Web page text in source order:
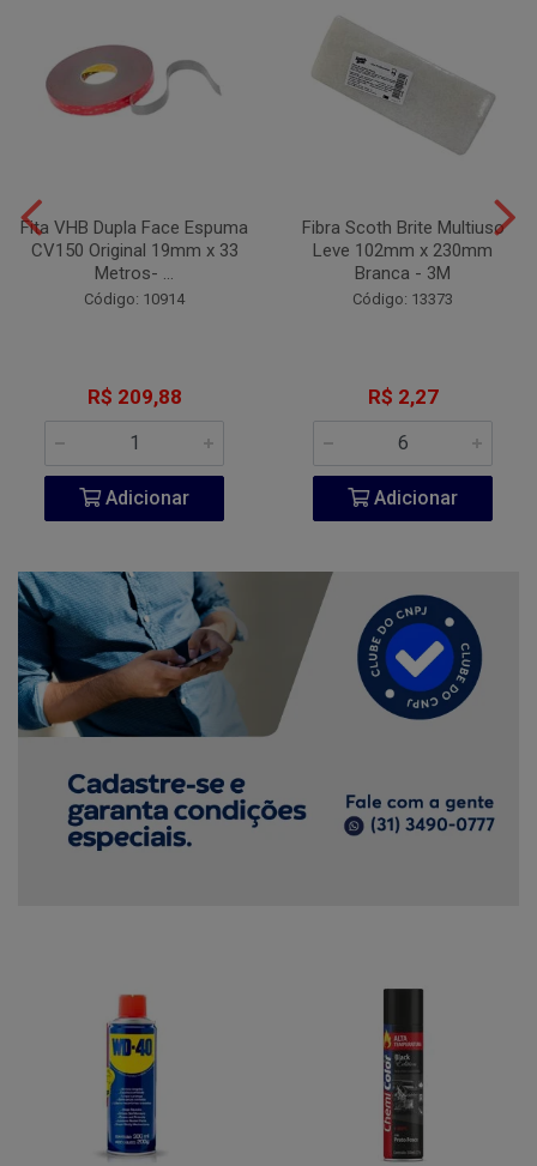
Fita VHB Dupla Face Espuma
CV150 Original 19mm x 33
Metros- ...
Código: 10914
R$ 209,88
Adicionar
Fibra Scoth Brite Multiuso
Leve 102mm x 230mm
Branca - 3M
Código: 13373
R$ 2,27
Adicionar